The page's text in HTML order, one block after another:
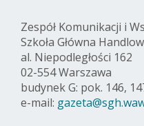
Zespół Komunikacji i
Szkoła Główna
al. Niepodległości 162
02-554 Warszawa
budynek G: pok. 146,
e-mail: